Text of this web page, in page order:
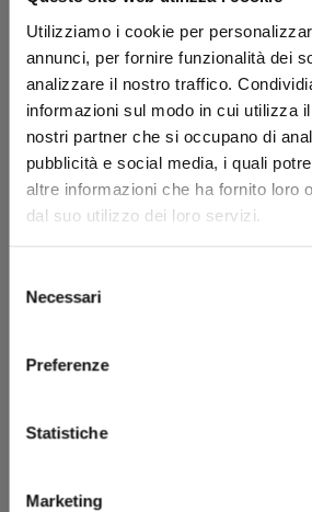
Utilizziamo i cookie per
annunci, per fornire funzionalità dei
analizzare il nostro traffico.
informazioni sul modo in cui utilizza
nostri partner che si occupano di
pubblicità e social media, i quali
altre informazioni che ha fornito loro
dal suo utilizzo dei loro servizi.
delNecessari
Preferenze
Statistiche
Marketing
I CAVALIERI DELLO ZODIACO -
ODYSSEY n. 2